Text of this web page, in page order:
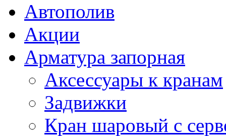
Автополив
Акции
Арматура запорная
Аксессуары к кранам
Задвижки
Кран шаровый с